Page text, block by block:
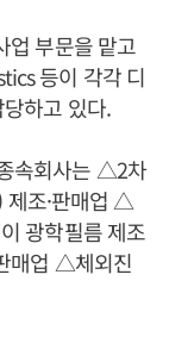
업 부문을 맡고
등이 각각 디
하고 있다.
속회사는 △2차
제조·판매업 △
광학필름 제조
매업 △체외진